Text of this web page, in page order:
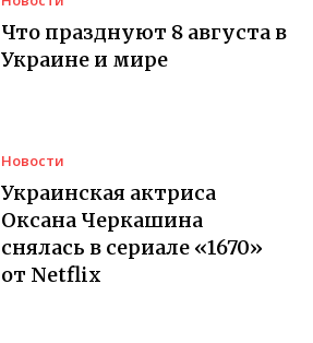
Что празднуют 8 августа в
Украине и мире
Новости
Украинская актриса
Оксана Черкашина
снялась в сериале «1670»
от Netflix